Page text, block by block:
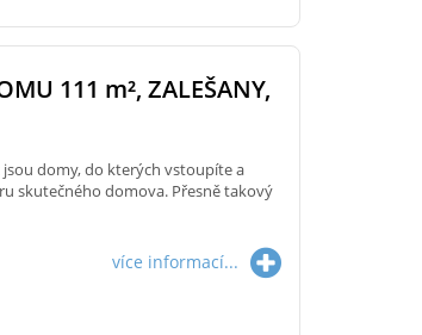
111 m², ZALEŠANY,
domy, do kterých vstoupíte a
skutečného domova. Přesně takový
více informací...